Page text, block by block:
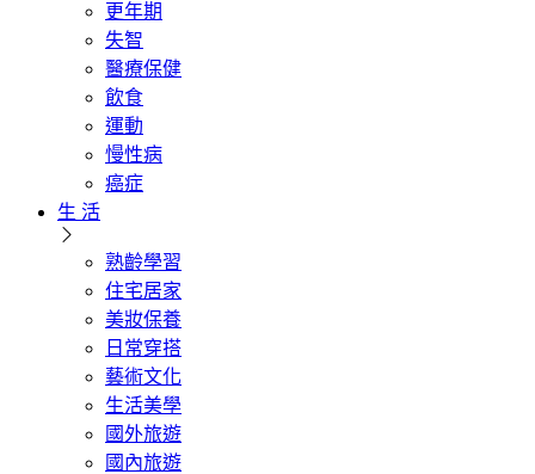
更年期
失智
醫療保健
飲食
運動
慢性病
癌症
生 活
熟齡學習
住宅居家
美妝保養
日常穿搭
藝術文化
生活美學
國外旅遊
國內旅遊